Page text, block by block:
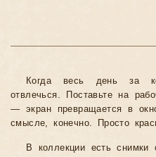
Когда весь день за
отвлечься. Поставьте на
— экран превращается в
смысле, конечно. Просто
В коллекции есть снимки